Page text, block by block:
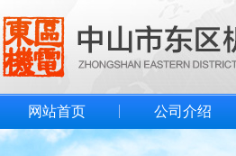
网站首页 公司介绍